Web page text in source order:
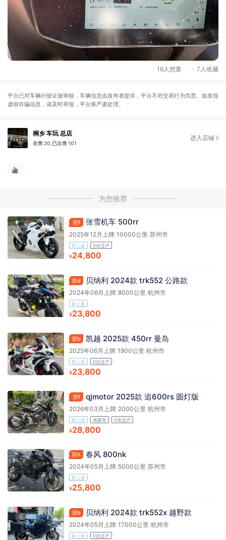
16人想要 . . 7人收藏
平台已对车辆行驶证做审核，车辆信息由发布者提供，平台不对交易行为负责。如发现
虚假诈骗信息，请及时举报，平台将严肃处理。
桐乡 车玩 总店
在售 20, 已出售 101
进入店铺
为您推荐
浙f 张雪机车 500rr
2025年12月上牌/10000公里 /苏州市
新上架 0次过户
¥24,800
浙d 贝纳利 2024款 trk552 公路款
2024年06月上牌/8000公里 /杭州市
新上架
¥23,800
浙b 凯越 2025款 450rr 曼岛
2025年06月上牌/1900公里 /杭州市
新上架 0次过户
¥23,800
浙f qjmotor 2025款 追600rs 圆灯版
2026年03月上牌/2000公里 /杭州市
新上架 准新车 0次过户
¥28,800
苏h 春风 800nk
2024年05月上牌/5000公里/苏州市
新上架
¥25,800
浙b 贝纳利 2024款 trk552x 越野款
2024年05月上牌/17000公里/杭州市
新上架 0次过户